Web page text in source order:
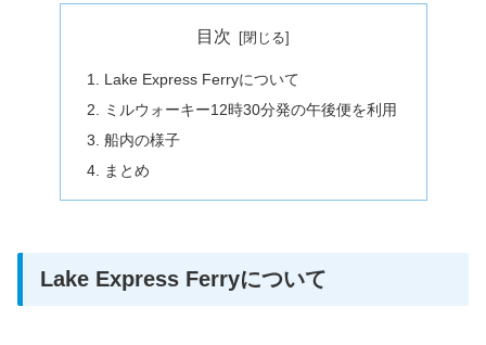
目次
Lake Express Ferryについて
ミルウォーキー12時30分発の午後便を利用
船内の様子
まとめ
Lake Express Ferryについて